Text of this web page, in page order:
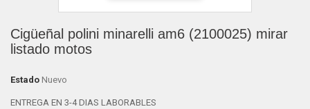
Cigüeñal polini minarelli am6 (2100025) mirar
listado motos
Estado Nuevo
ENTREGA EN 3-4 DIAS LABORABLES